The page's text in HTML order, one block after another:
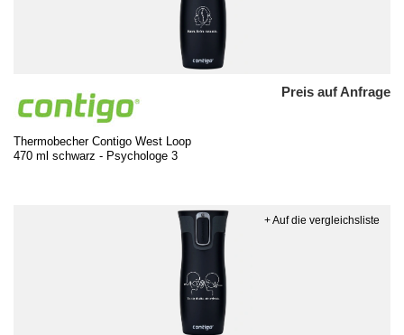
Thermobecher Contigo West Loop
470 ml schwarz - Psychologe 3
Preis auf Anfrage
+ Auf die vergleichsliste